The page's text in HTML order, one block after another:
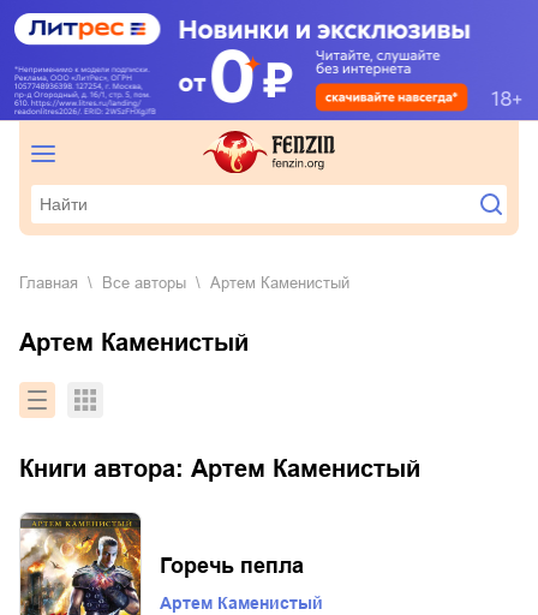
Главная Все авторы Артем Каменистый
Артем Каменистый
Книги автора: Артем Каменистый
Горечь пепла
Артем Каменистый